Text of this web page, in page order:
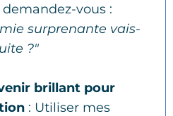
vous :
surprenante vais-
?"
brillant pour
: Utiliser mes